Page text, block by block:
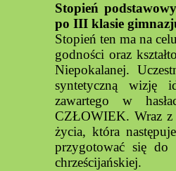
Stopień
po III klasie
Stopień ten ma na
godności oraz
Niepokalanej.
syntetyczną wizję
zawartego w
CZŁOWIEK. Wraz z
życia, która
przygotować się do
chrześcijańskiej.